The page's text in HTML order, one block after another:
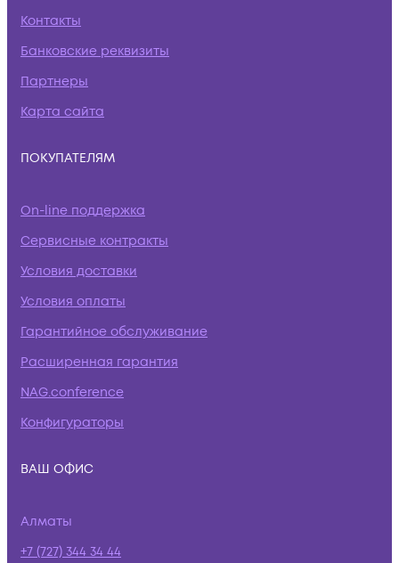
Контакты
Банковские реквизиты
Партнеры
Карта сайта
ПОКУПАТЕЛЯМ
On-line поддержка
Сервисные контракты
Условия доставки
Условия оплаты
Гарантийное обслуживание
Расширенная гарантия
NAG.conference
Конфигураторы
ВАШ ОФИС
Алматы
+7 (727) 344 34 44